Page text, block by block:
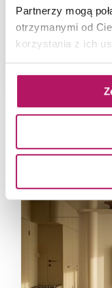
Partnerzy mogą
otrzymanymi od
korzystania z ich
ZOBACZ